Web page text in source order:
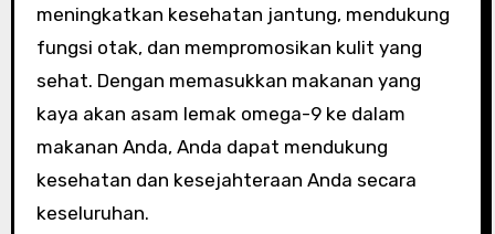
meningkatkan kesehatan jantung, mendukung
fungsi otak, dan mempromosikan kulit yang
sehat. Dengan memasukkan makanan yang
kaya akan asam lemak omega-9 ke dalam
makanan Anda, Anda dapat mendukung
kesehatan dan kesejahteraan Anda secara
keseluruhan.